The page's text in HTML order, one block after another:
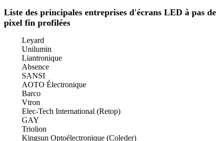
Liste des principales entreprises d'écrans LED à pas de
pixel fin profilées
Leyard
Unilumin
Liantronique
Absence
SANSI
AOTO Électronique
Barco
Vtron
Elec-Tech International (Retop)
GAY
Triolion
Kingsun Optoélectronique (Coleder)